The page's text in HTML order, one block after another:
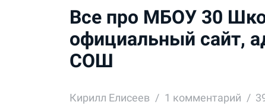
Все про МБОУ 30
официальный сайт,
СОШ
Кирилл Елисеев 1 комментарий